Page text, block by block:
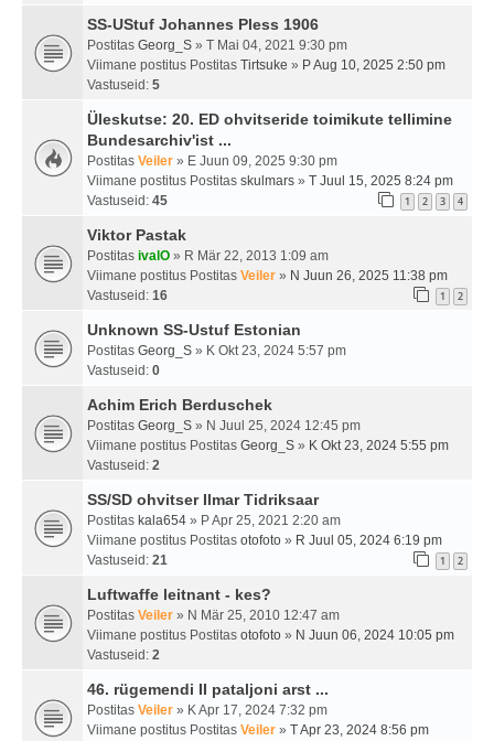
SS-UStuf Johannes Pless 1906
Postitas Georg_S » T Mai 04, 2021 9:30 pm
Viimane postitus Postitas Tirtsuke » P Aug 10, 2025 2:50 pm
Vastuseid: 5
Üleskutse: 20. ED ohvitseride toimikute tellimine
Bundesarchiv'ist ...
Postitas Veiler » E Juun 09, 2025 9:30 pm
Viimane postitus Postitas skulmars » T Juul 15, 2025 8:24 pm
Vastuseid: 45 1 2 3 4
Viktor Pastak
Postitas ivalO » R Mär 22, 2013 1:09 am
Viimane postitus Postitas Veiler » N Juun 26, 2025 11:38 pm
Vastuseid: 16 1 2
Unknown SS-Ustuf Estonian
Postitas Georg_S » K Okt 23, 2024 5:57 pm
Vastuseid: 0
Achim Erich Berduschek
Postitas Georg_S » N Juul 25, 2024 12:45 pm
Viimane postitus Postitas Georg_S » K Okt 23, 2024 5:55 pm
Vastuseid: 2
SS/SD ohvitser Ilmar Tidriksaar
Postitas kala654 » P Apr 25, 2021 2:20 am
Viimane postitus Postitas otofoto » R Juul 05, 2024 6:19 pm
Vastuseid: 21 1 2
Luftwaffe leitnant - kes?
Postitas Veiler » N Mär 25, 2010 12:47 am
Viimane postitus Postitas otofoto » N Juun 06, 2024 10:05 pm
Vastuseid: 2
46. rügemendi II pataljoni arst ...
Postitas Veiler » K Apr 17, 2024 7:32 pm
Viimane postitus Postitas Veiler » T Apr 23, 2024 8:56 pm